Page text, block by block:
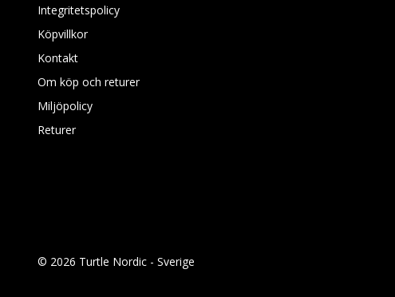
Integritetspolicy
Köpvillkor
Kontakt
Om köp och returer
Miljöpolicy
Returer
© 2026 Turtle Nordic - Sverige